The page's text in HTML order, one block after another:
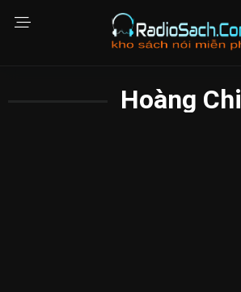
Hoàng Chi